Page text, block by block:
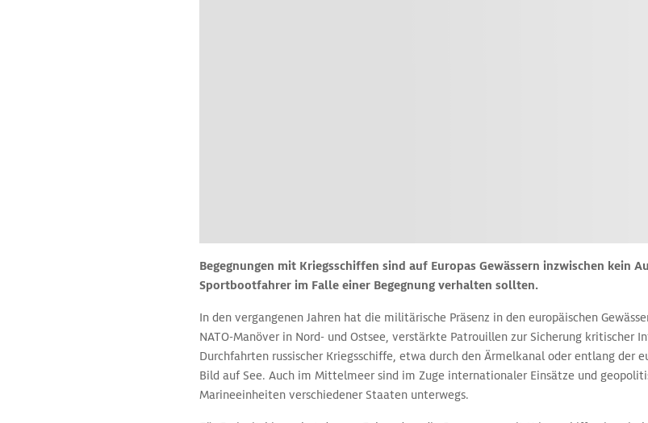
Begegnungen mit Kriegsschiffen sind auf Europas Gewässern inzwischen kein
Sportbootfahrer im Falle einer Begegnung verhalten sollten.
In den vergangenen Jahren hat die militärische Präsenz in den europäischen
NATO-Manöver in Nord- und Ostsee, verstärkte Patrouillen zur Sicherung kritischer
Durchfahrten russischer Kriegsschiffe, etwa durch den Ärmelkanal oder entlang der
Bild auf See. Auch im Mittelmeer sind im Zuge internationaler Einsätze und
Marineeinheiten verschiedener Staaten unterwegs.